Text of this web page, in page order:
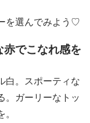
を選んでみよう♡
でこなれ感を
白。スポーティな
。ガーリーなトッ